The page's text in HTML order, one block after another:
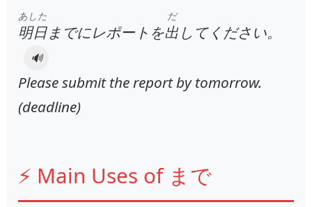
明日
あした
までにレポートを出
だ
してください。
🔊
Please submit the report by tomorrow.
(deadline)
⚡ Main Uses of まで